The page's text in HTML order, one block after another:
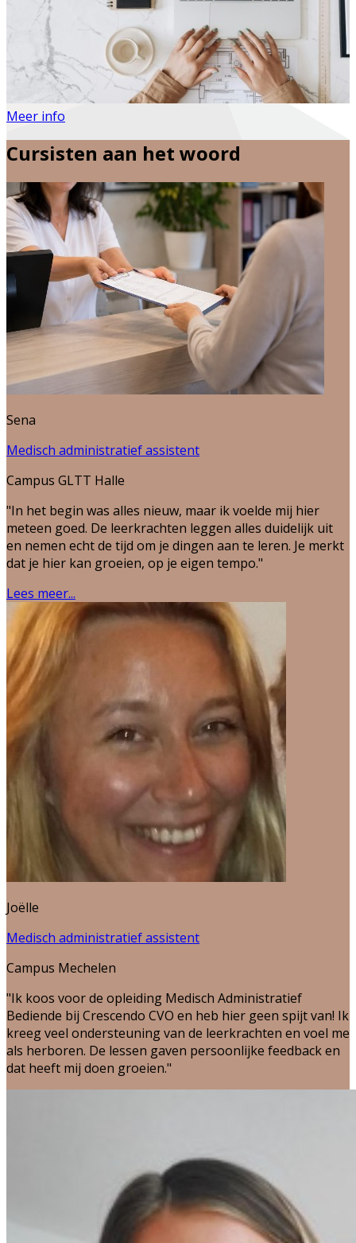
Meer info
Cursisten aan het woord
Sena
Medisch administratief assistent
Campus GLTT Halle
"In het begin was alles nieuw, maar ik voelde mij hier
meteen goed. De leerkrachten leggen alles duidelijk uit
en nemen echt de tijd om je dingen aan te leren. Je merkt
dat je hier kan groeien, op je eigen tempo."
Lees meer...
Joëlle
Medisch administratief assistent
Campus Mechelen
"Ik koos voor de opleiding Medisch Administratief
Bediende bij Crescendo CVO en heb hier geen spijt van! Ik
kreeg veel ondersteuning van de leerkrachten en voel me
als herboren. De lessen gaven persoonlijke feedback en
dat heeft mij doen groeien."